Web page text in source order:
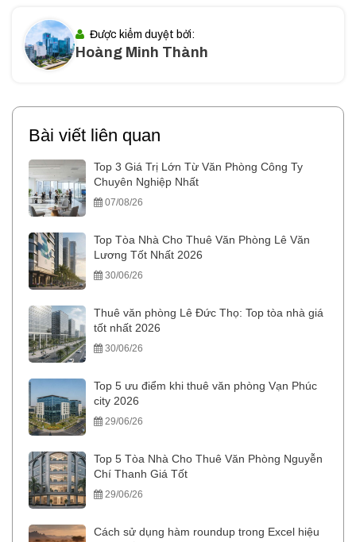
Được kiểm duyệt bởi:
Hoàng Minh Thành
Bài viết liên quan
Top 3 Giá Trị Lớn Từ Văn Phòng Công Ty
Chuyên Nghiệp Nhất
07/08/26
Top Tòa Nhà Cho Thuê Văn Phòng Lê Văn
Lương Tốt Nhất 2026
30/06/26
Thuê văn phòng Lê Đức Thọ: Top tòa nhà giá
tốt nhất 2026
30/06/26
Top 5 ưu điểm khi thuê văn phòng Vạn Phúc
city 2026
29/06/26
Top 5 Tòa Nhà Cho Thuê Văn Phòng Nguyễn
Chí Thanh Giá Tốt
29/06/26
Cách sử dụng hàm roundup trong Excel hiệu